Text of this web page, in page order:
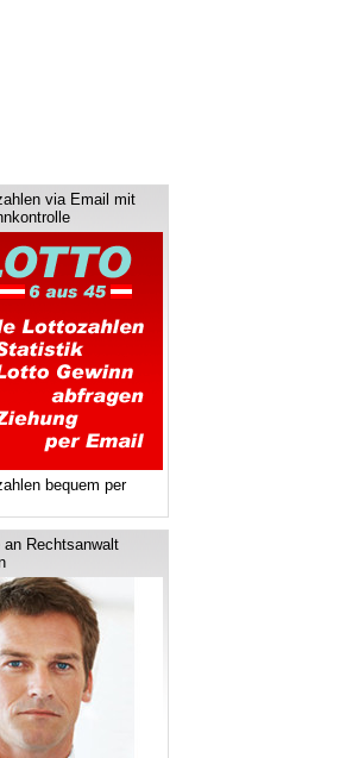
via Email mit
bequem per
an Rechtsanwalt